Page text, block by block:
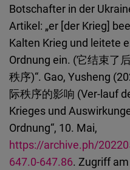
Botschafter in der
Artikel: „er [der Krieg]
Kalten Krieg und leitete
Ordnung ein. (它结束了
秩序)“. Gao, Yusheng
际秩序的影响 (Ver-lauf
Krieges und
Ordnung“, 10. Mai,
https://archive.ph/
647.0-647.86. Zugriff